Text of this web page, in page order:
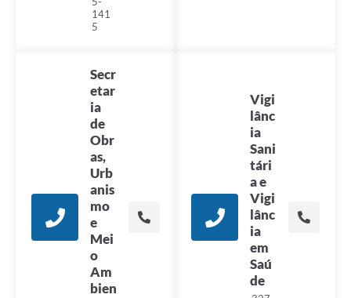
141
5
Secr
etar
ia
de
Obr
as,
Urb
anis
mo
e
Mei
o
Am
bien
Vigi
lânc
ia
Sani
tári
a e
Vigi
lânc
ia
em
Saú
de